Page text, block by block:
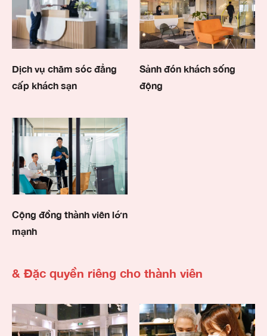
Dịch vụ chăm sóc đẳng
cấp khách sạn
Sảnh đón khách sống
động
Cộng đồng thành viên lớn
mạnh
& Đặc quyền riêng cho thành viên